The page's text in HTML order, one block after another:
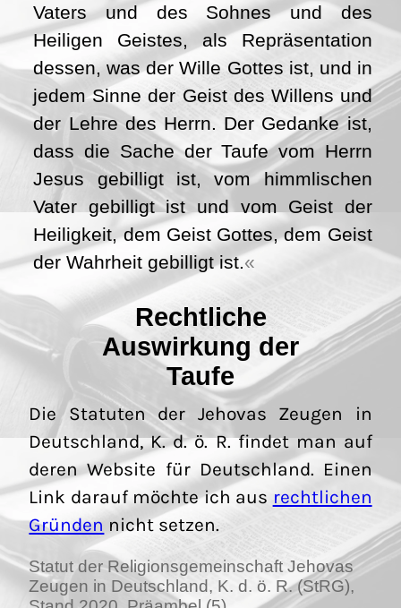
Vaters und des Sohnes und des
Heiligen Geistes, als Repräsentation
dessen, was der Wille Gottes ist, und in
jedem Sinne der Geist des Willens und
der Lehre des Herrn. Der Gedanke ist,
dass die Sache der Taufe vom Herrn
Jesus gebilligt ist, vom himmlischen
Vater gebilligt ist und vom Geist der
Heiligkeit, dem Geist Gottes, dem Geist
der Wahrheit gebilligt ist.
Rechtliche
Auswirkung der
Taufe
Die Statuten der Jehovas Zeugen in
Deutschland, K. d. ö. R. findet man auf
deren Website für Deutschland. Einen
Link darauf möchte ich aus rechtlichen
Gründen nicht setzen.
Statut der Religionsgemeinschaft Jehovas
Zeugen in Deutschland, K. d. ö. R. (StRG),